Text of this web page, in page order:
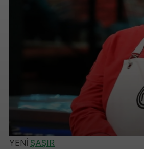
YENİ ŞAŞIR